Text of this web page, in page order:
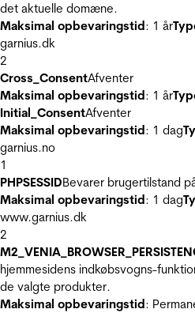
det aktuelle domæne.
Maksimal opbevaringstid: 1 år
garnius.dk
2
Cross_ConsentAfventer
Maksimal opbevaringstid: 1 år
Initial_ConsentAfventer
Maksimal opbevaringstid: 1 dag
garnius.no
1
PHPSESSIDBevarer brugertilstand
Maksimal opbevaringstid: 1 dag
www.garnius.dk
2
hjemmesidens indkøbsvogns-
de valgte produkter.
Maksimal opbevaringstid: